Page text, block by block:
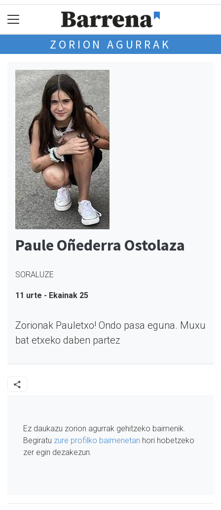
ZORION AGURRAK
Paule Oñederra Ostolaza
SORALUZE
11 urte - Ekainak 25
Zorionak Pauletxo! Ondo pasa eguna. Muxu
bat etxeko daben partez
Ez daukazu zorion agurrak gehitzeko baimenik.
Begiratu zure profilko baimenetan hori hobetzeko
zer egin dezakezun.